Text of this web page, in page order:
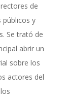
de
públicos y
Se trató de
abrir un
sobre los
actores del